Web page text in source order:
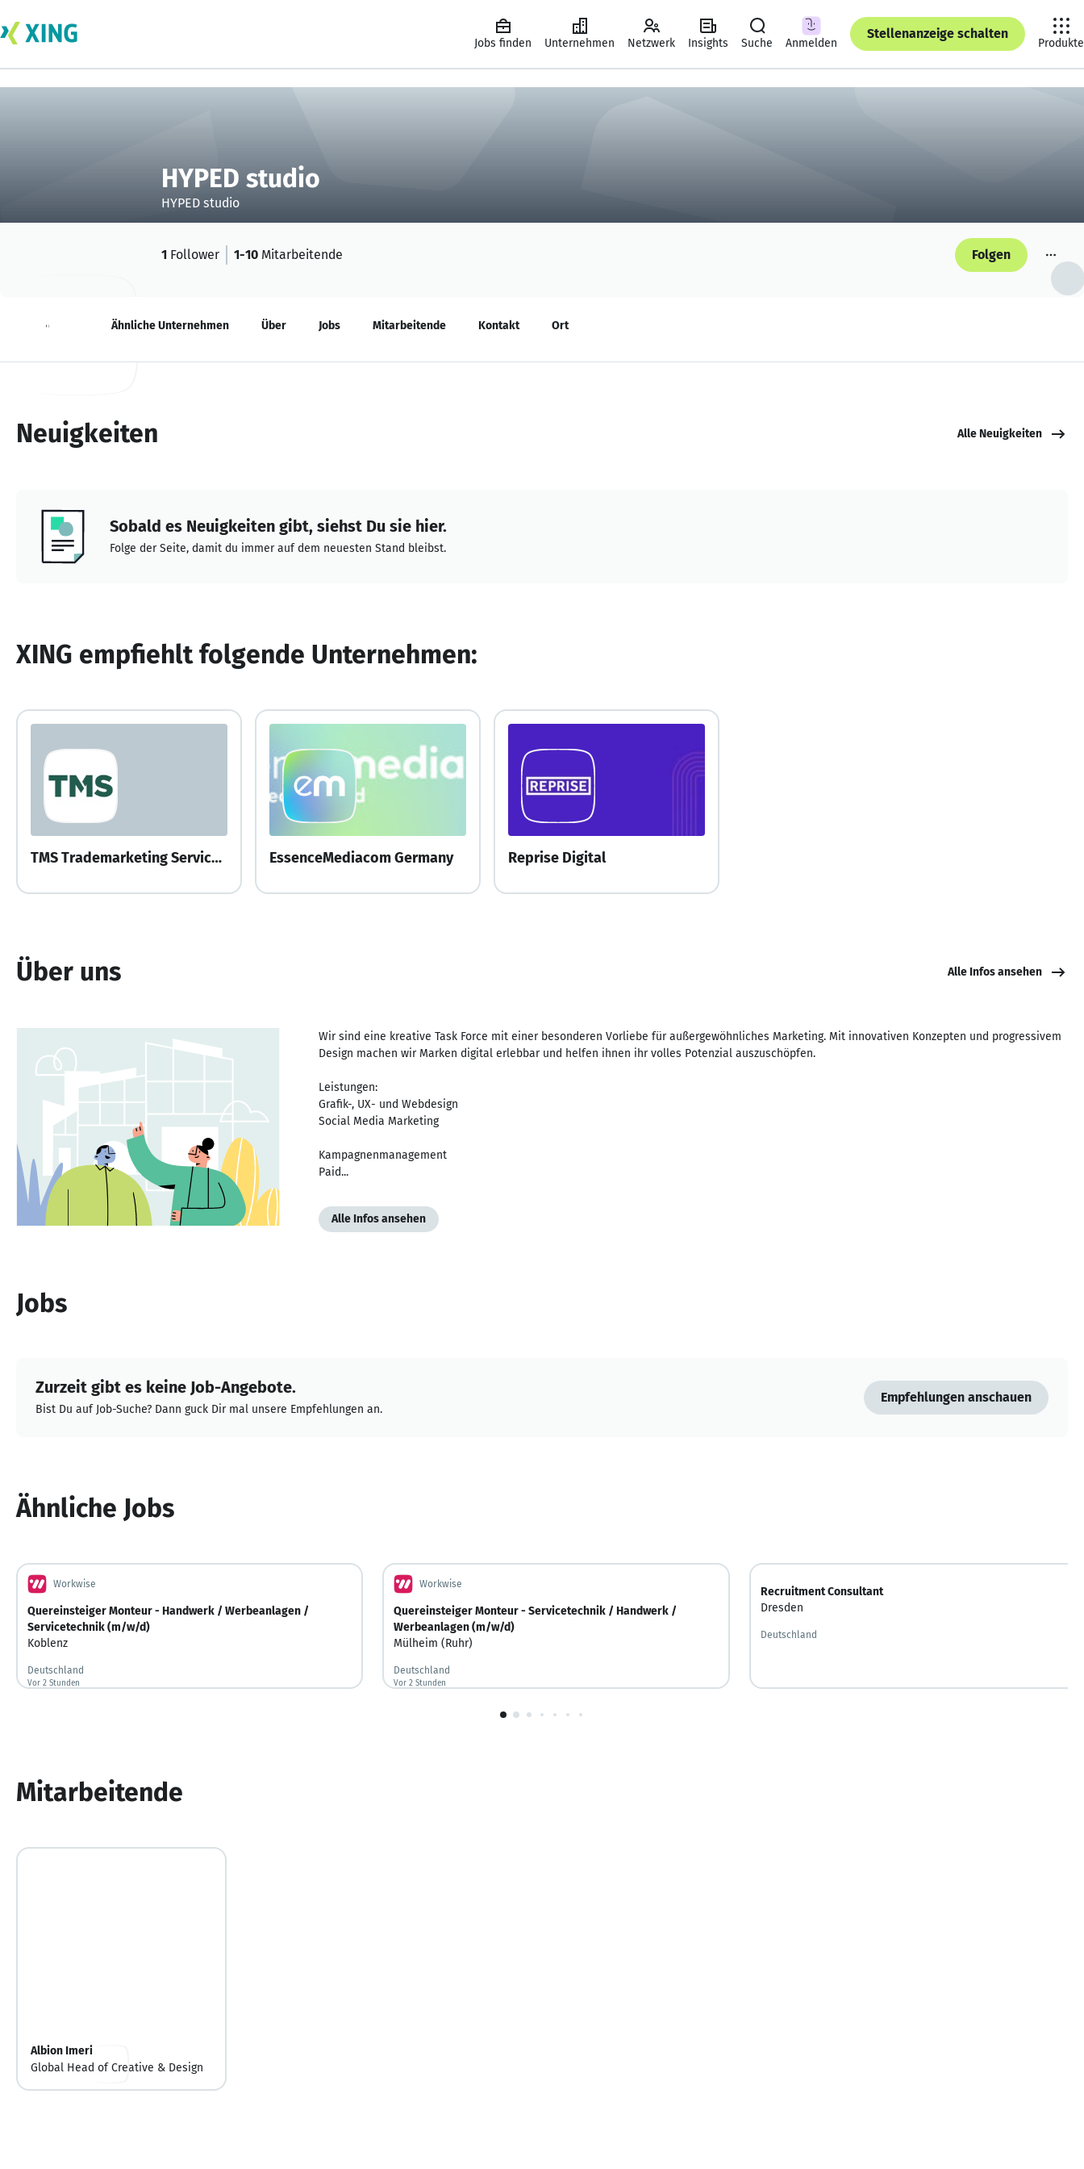
Jobs finden Unternehmen Netzwerk Insights Suche Anmelden
Stellenanzeige schalten
Produkte
HYPED studio
HYPED studio
1 Follower 1-10 Mitarbeitende Folgen
Neuigkeiten Ähnliche Unternehmen Über Jobs Mitarbeitende Kontakt Ort
Neuigkeiten Alle Neuigkeiten
Sobald es Neuigkeiten gibt, siehst Du sie hier.
Folge der Seite, damit du immer auf dem neuesten Stand bleibst.
XING empfiehlt folgende Unternehmen:
TMS Trademarketing Service GmbH EssenceMediacom Germany Reprise Digital
Über uns Alle Infos ansehen
Wir sind eine kreative Task Force mit einer besonderen Vorliebe für außergewöhnliches Marketing. Mit innovativen Konzepten und progressivem
Design machen wir Marken digital erlebbar und helfen ihnen ihr volles Potenzial auszuschöpfen.
Leistungen:
Grafik-, UX- und Webdesign
Social Media Marketing
Kampagnenmanagement
Paid...
Alle Infos ansehen
Jobs
Zurzeit gibt es keine Job-Angebote.
Bist Du auf Job-Suche? Dann guck Dir mal unsere Empfehlungen an.
Empfehlungen anschauen
Ähnliche Jobs
Workwise
Quereinsteiger Monteur - Handwerk / Werbeanlagen /
Servicetechnik (m/w/d)
Koblenz
Deutschland
Vor 2 Stunden
Vor 2 Stunden veröffentlicht
Workwise
Quereinsteiger Monteur - Servicetechnik / Handwerk /
Werbeanlagen (m/w/d)
Mülheim (Ruhr)
Deutschland
Vor 2 Stunden
Vor 2 Stunden veröffentlicht
Recruitment Consultant
Dresden
Deutschland
Mitarbeitende
Albion Imeri
Global Head of Creative & Design